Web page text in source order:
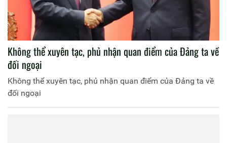
Không thể xuyên tạc, phủ nhận quan điểm của Đảng ta về
đối ngoại
Không thể xuyên tạc, phủ nhận quan điểm của Đảng ta về
đối ngoại